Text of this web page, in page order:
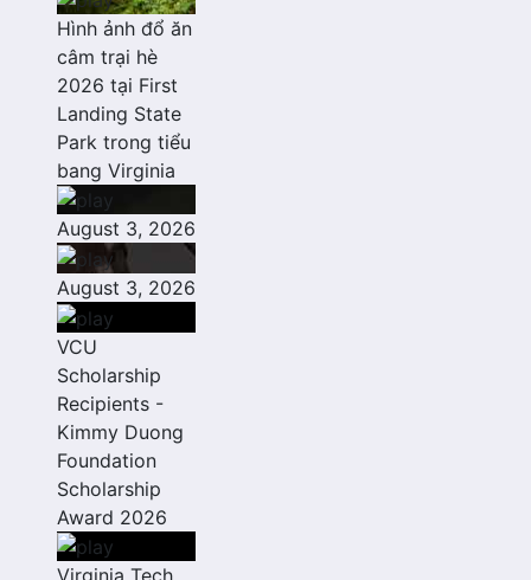
Hình ảnh đổ ăn
câm trại hè
2026 tại First
Landing State
Park trong tiểu
bang Virginia
August 3, 2026
August 3, 2026
VCU
Scholarship
Recipients -
Kimmy Duong
Foundation
Scholarship
Award 2026